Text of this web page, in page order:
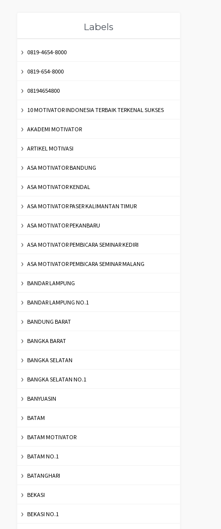
Labels
0819-4654-8000
0819-654-8000
08194654800
10 MOTIVATOR INDONESIA TERBAIK TERKENAL SUKSES
AKADEMI MOTIVATOR
ARTIKEL MOTIVASI
ASA MOTIVATOR BANDUNG
ASA MOTIVATOR KENDAL
ASA MOTIVATOR PASER KALIMANTAN TIMUR
ASA MOTIVATOR PEKANBARU
ASA MOTIVATOR PEMBICARA SEMINAR KEDIRI
ASA MOTIVATOR PEMBICARA SEMINAR MALANG
BANDAR LAMPUNG
BANDAR LAMPUNG NO.1
BANDUNG BARAT
BANGKA BARAT
BANGKA SELATAN
BANGKA SELATAN NO.1
BANYUASIN
BATAM
BATAM MOTIVATOR
BATAM NO.1
BATANGHARI
BEKASI
BEKASI NO.1